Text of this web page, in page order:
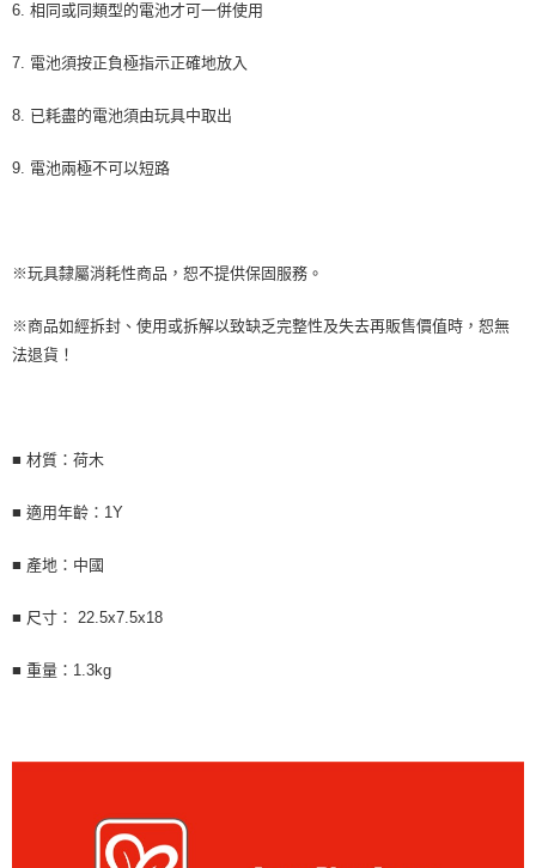
３．未成年的使用者請事先徵得法定代理人或監護人之同意方可使用
任。
請求用戶進行身份認證。
恩沛科技股份有限公司將有權停止該用戶之使用額度並採取法律行動。
6. 相同或同類型的電池才可一併使用
7. 電池須按正負極指示正確地放入
8. 已耗盡的電池須由玩具中取出
9. 電池兩極不可以短路
※玩具隸屬消耗性商品，恕不提供保固服務。
※商品如經拆封、使用或拆解以致缺乏完整性及失去再販售價值時，恕無
法退貨！
■ 材質：荷木
■ 適用年齡：1Y
■ 產地：中國
■ 尺寸： 22.5x7.5x18
■ 重量：1.3kg